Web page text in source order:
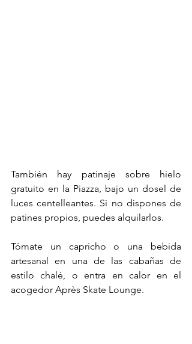
También hay patinaje sobre hielo
gratuito en la Piazza, bajo un dosel de
luces centelleantes. Si no dispones de
patines propios, puedes alquilarlos.
Tómate un capricho o una bebida
artesanal en una de las cabañas de
estilo chalé, o entra en calor en el
acogedor Après Skate Lounge.